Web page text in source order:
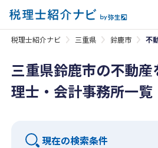
税理士紹介ナビ 三重県 鈴鹿市 不
三重県鈴鹿市の不動
理士・会計事務所一覧
現在の検索条件